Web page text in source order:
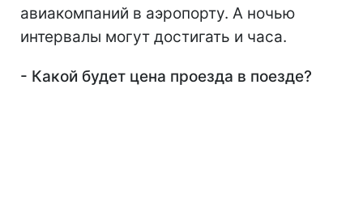
авиакомпаний в аэропорту. А ночью
интервалы могут достигать и часа.
- Какой будет цена проезда в поезде?